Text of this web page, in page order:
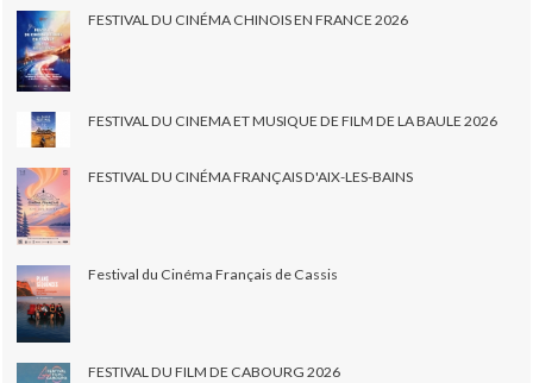
FESTIVAL DU CINÉMA CHINOIS EN FRANCE 2026
FESTIVAL DU CINEMA ET MUSIQUE DE FILM DE LA BAULE 2026
FESTIVAL DU CINÉMA FRANÇAIS D'AIX-LES-BAINS
Festival du Cinéma Français de Cassis
FESTIVAL DU FILM DE CABOURG 2026